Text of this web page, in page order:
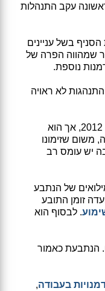
ראשונה עקב התנהלות
בשל עניינים
שמהווה הפרה של
נוספת.
לא ראויה
התובע זומן לשירות מילואים בחודש מאי 2012, אך הוא
משום שזימונו
יש עומס רב
של הנתבע
זומן התובע
. לבסוף הוא
הנתבעת כאמור
בעבודה,